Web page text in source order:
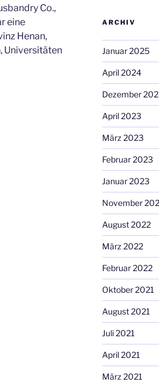
Co.,
eine
Henan,
Universitäten
ARCHIV
Januar 2025
April 2024
Dezember
April 2023
März 2023
Februar 2023
Januar 2023
November
August 2022
März 2022
Februar 2022
Oktober 2021
August 2021
Juli 2021
April 2021
März 2021